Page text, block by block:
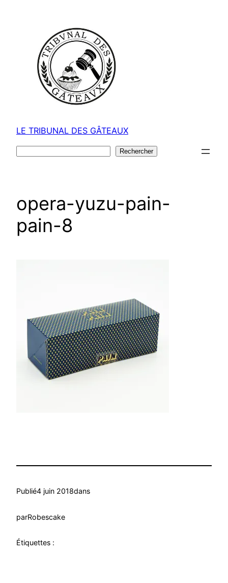
LE TRIBUNAL DES GÂTEAUX
Rechercher
opera-yuzu-pain-
pain-8
Publié4 juin 2018dans
parRobescake
Étiquettes :